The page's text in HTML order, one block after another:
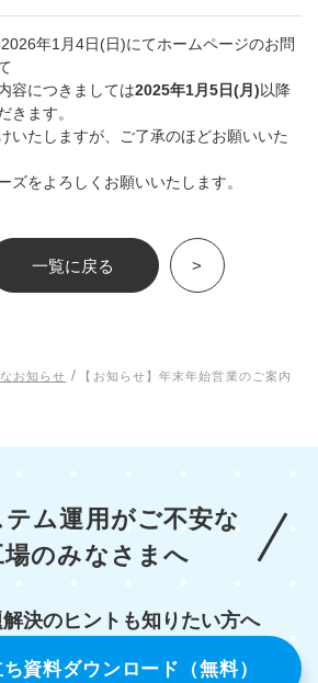
年1月4日(日)にてホームページのお問
容につきましては2025年1月5日(月)以降
きます。
いたしますが、ご了承のほどお願いいた
ズをよろしくお願いいたします。
一覧に戻る >
お知らせ / 【お知らせ】年末年始営業のご案内
ム運用がご不安な
場のみなさまへ
決のヒントも知りたい方へ
資料ダウンロード（無料）